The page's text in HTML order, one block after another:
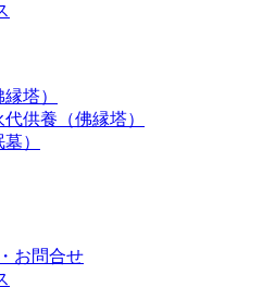
塔）
供養（佛縁塔）
）
お問合せ